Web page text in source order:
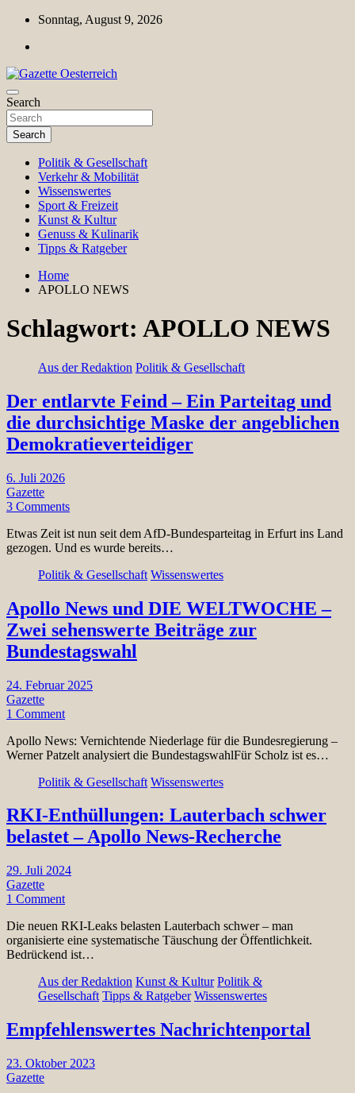
Skip
content
Sonntag, August 9, 2026
Gazette Oesterreich
Magazin für Freizeit, Politik, Kultur & Wissenschaft
Search
Search
Politik & Gesellschaft
Verkehr & Mobilität
Wissenswertes
Sport & Freizeit
Kunst & Kultur
Genuss & Kulinarik
Tipps & Ratgeber
Home
APOLLO NEWS
Schlagwort: APOLLO NEWS
Aus der Redaktion Politik & Gesellschaft
Der entlarvte Feind – Ein Parteitag und
die durchsichtige Maske der angeblichen
Demokratieverteidiger
6. Juli 2026
Gazette
3 Comments
Etwas Zeit ist nun seit dem AfD-Bundesparteitag in Erfurt ins Land
gezogen. Und es wurde bereits…
Politik & Gesellschaft Wissenswertes
Apollo News und DIE WELTWOCHE –
Zwei sehenswerte Beiträge zur
Bundestagswahl
24. Februar 2025
Gazette
1 Comment
Apollo News: Vernichtende Niederlage für die Bundesregierung –
Werner Patzelt analysiert die BundestagswahlFür Scholz ist es…
Politik & Gesellschaft Wissenswertes
RKI-Enthüllungen: Lauterbach schwer
belastet – Apollo News-Recherche
29. Juli 2024
Gazette
1 Comment
Die neuen RKI-Leaks belasten Lauterbach schwer – man
organisierte eine systematische Täuschung der Öffentlichkeit.
Bedrückend ist…
Aus der Redaktion Kunst & Kultur Politik &
Gesellschaft Tipps & Ratgeber Wissenswertes
Empfehlenswertes Nachrichtenportal
23. Oktober 2023
Gazette